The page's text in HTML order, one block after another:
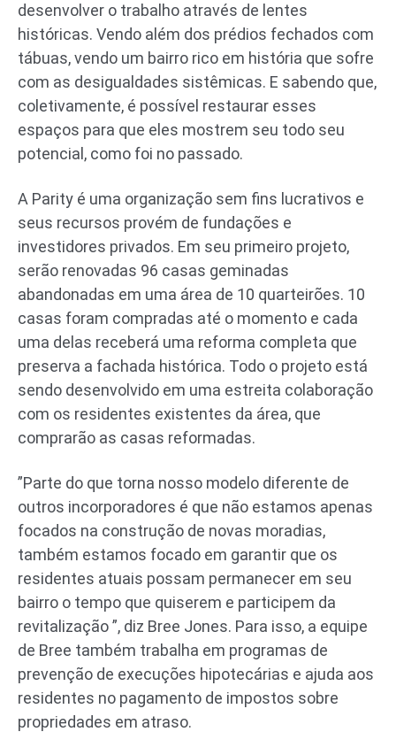
desenvolver o trabalho através de lentes
históricas. Vendo além dos prédios fechados com
tábuas, vendo um bairro rico em história que sofre
com as desigualdades sistêmicas. E sabendo que,
coletivamente, é possível restaurar esses
espaços para que eles mostrem seu todo seu
potencial, como foi no passado.
A Parity é uma organização sem fins lucrativos e
seus recursos provém de fundações e
investidores privados. Em seu primeiro projeto,
serão renovadas 96 casas geminadas
abandonadas em uma área de 10 quarteirões. 10
casas foram compradas até o momento e cada
uma delas receberá uma reforma completa que
preserva a fachada histórica. Todo o projeto está
sendo desenvolvido em uma estreita colaboração
com os residentes existentes da área, que
comprarão as casas reformadas.
”Parte do que torna nosso modelo diferente de
outros incorporadores é que não estamos apenas
focados na construção de novas moradias,
também estamos focado em garantir que os
residentes atuais possam permanecer em seu
bairro o tempo que quiserem e participem da
revitalização ”, diz Bree Jones. Para isso, a equipe
de Bree também trabalha em programas de
prevenção de execuções hipotecárias e ajuda aos
residentes no pagamento de impostos sobre
propriedades em atraso.